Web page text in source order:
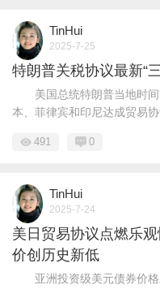
TinHui
2025-7-25
特朗普关税协议最新“
美国总统特朗普当地时间
本、菲律宾和印尼达成贸易协
491 0
TinHui
2025-7-24
美日贸易协议点燃乐
价创历史新低
亚洲投资级美元债券价格